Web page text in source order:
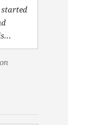
started
on